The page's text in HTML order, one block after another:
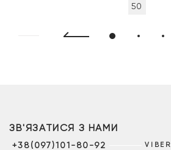
5
50
ЗВ'ЯЗАТИСЯ З НАМИ
+38(097)101-80-92 VIBER